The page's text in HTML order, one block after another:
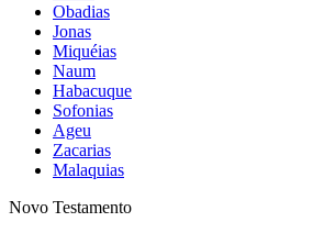
Obadias
Jonas
Miquéias
Naum
Habacuque
Sofonias
Ageu
Zacarias
Malaquias
Novo Testamento